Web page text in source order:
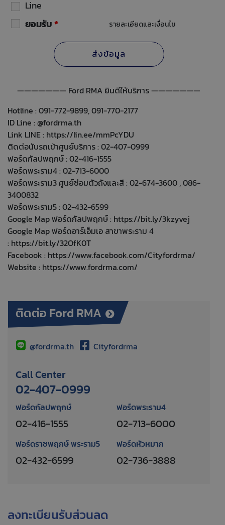
Line
ยอมรับ* รายละเอียดและเงื่อนไข
——————— Ford RMA ยินดีให้บริการ ———————
Hotline : 091-772-9899, 091-770-2177
ID Line : @fordrma.th
Link LINE : https://lin.ee/mmPcYDU
ติดต่อนับรถเข้าศูนย์บริการ : 02-407-0999
ฟอร์ดกัลปพฤกษ์ : 02-416-1555
ฟอร์ดพระราม4 : 02-713-6000
ฟอร์ดพระราม3 ศูนย์ซ่อมตัวถังและสี : 02-674-3600 , 086-
3400832
ฟอร์ดพระราม5 : 02-432-6599
Google Map ฟอร์ดกัลปพฤกษ์ : https://bit.ly/3kzyvej
Google Map ฟอร์ดอาร์เอ็มเอ สาขาพระราม 4
: https://bit.ly/32OfK0T
Facebook : https://www.facebook.com/Cityfordrma/
Website : https://www.fordrma.com/
ติดต่อ Ford RMA
@fordrma.th Cityfordrma
Call Center
02-407-0999
ฟอร์ดกัลปพฤกษ์
02-416-1555
ฟอร์ดพระราม4
02-713-6000
ฟอร์ดราชพฤกษ์ พระราม5
02-432-6599
ฟอร์ดหัวหมาก
02-736-3888
ลงทะเบียนรับส่วนลด